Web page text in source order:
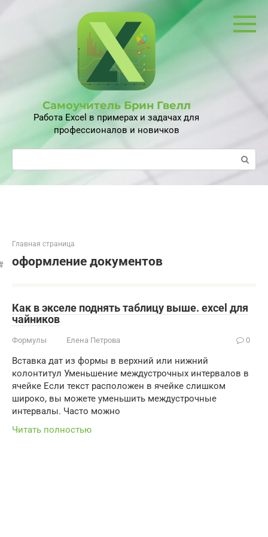
Самоучитель Брин Гвелл
Работа Excel в примерах и задачах для
профессионалов и новичков
Поиск:
Главная страница
оформление документов
Как в экселе поднять таблицу выше. excel для
чайников
Формулы Елена Петрова 0
Вставка дат из формы в верхний или нижний
колонтитул Уменьшение междустрочных интервалов в
ячейке Если текст расположен в ячейке слишком
широко, вы можете уменьшить междустрочные
интервалы. Часто можно
Читать полностью